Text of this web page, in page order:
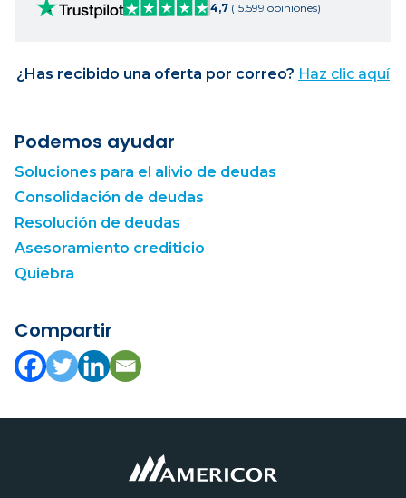
4,7 (15.599 opiniones)
¿Has recibido una oferta por correo? Haz clic aquí
Podemos ayudar
Soluciones para el alivio de deudas
Consolidación de deudas
Resolución de deudas
Asesoramiento crediticio
Quiebra
Compartir